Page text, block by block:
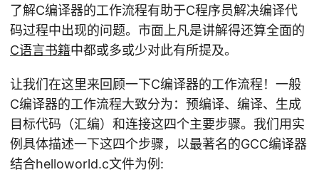
了解C编译器的工作流程有助于C程序员解决编译代
码过程中出现的问题。市面上凡是讲解得还算全面的
C语言书籍中都或多或少对此有所提及。
让我们在这里来回顾一下C编译器的工作流程！一般
C编译器的工作流程大致分为：预编译、编译、生成
目标代码（汇编）和连接这四个主要步骤。我们用实
例具体描述一下这四个步骤，以最著名的GCC编译器
结合helloworld.c文件为例: